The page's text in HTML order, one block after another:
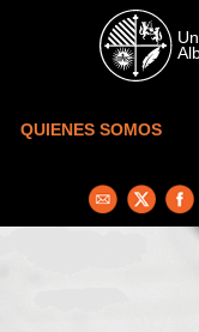
Skip to main content
QUIENES SOMOS